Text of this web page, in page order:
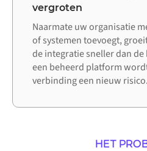
vergroten
Naarmate uw organisatie
of systemen toevoegt,
de integratie sneller dan
een beheerd platform
verbinding een nieuw risico.
HET